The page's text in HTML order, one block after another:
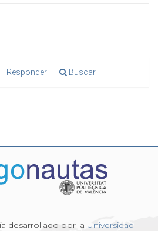
Responder Buscar
desarrollado por la Universidad